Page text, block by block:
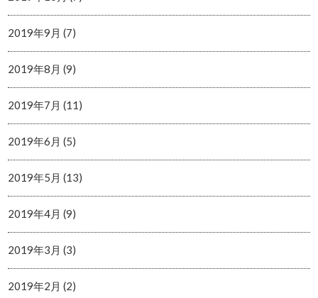
2019年9月 (7)
2019年8月 (9)
2019年7月 (11)
2019年6月 (5)
2019年5月 (13)
2019年4月 (9)
2019年3月 (3)
2019年2月 (2)